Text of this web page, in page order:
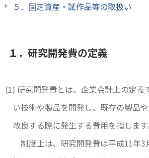
５．固定資産・試作品等の取扱い
１．研究開発費の定義
(1) 研究開発費とは、企業会計上の定義
い技術や製品を開発し、既存の製品
改良する際に発生する費用を指します
制度上は、研究開発費は平成11年3